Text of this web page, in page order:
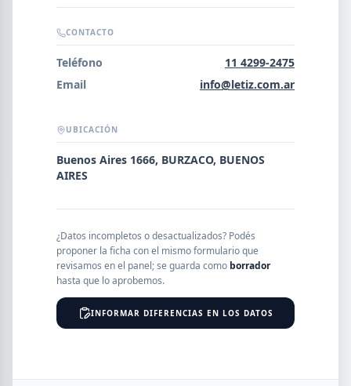
Error al cargar empresas.
SEGMENTO
PROVINCIA
CONTACTO
Teléfono
11 4299-2475
Email
info@letiz.com.ar
UBICACIÓN
Buenos Aires 1666, BURZACO, BUENOS
AIRES
¿Datos incompletos o desactualizados? Podés
proponer la ficha con el mismo formulario que
revisamos en el panel; se guarda como borrador
hasta que lo aprobemos.
INFORMAR DIFERENCIAS EN LOS DATOS